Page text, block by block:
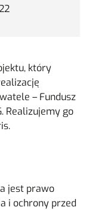
który
– Fundusz
Realizujemy go
jest prawo
i ochrony przed